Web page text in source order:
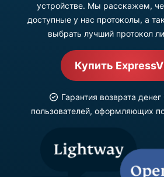
устройстве. Мы расскажем,
доступные у нас протоколы, а
выбрать лучший протокол
Купить
Гарантия возврата
пользователей, оформляющих